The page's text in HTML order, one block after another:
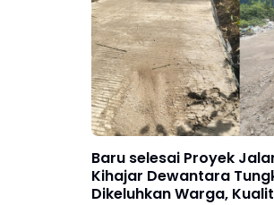
Baru selesai Proyek
Kihajar Dewantara
Dikeluhkan Warga,